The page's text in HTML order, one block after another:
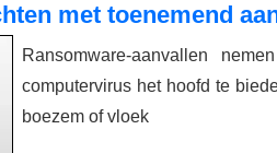
met toenemend
Ransomware-aanvallen
computervirus het hoofd te
boezem of vloek